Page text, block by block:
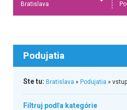
Bratislava
Podujatia
Ste tu: Bratislava » Podujatia »
Filtruj podľa kategórie